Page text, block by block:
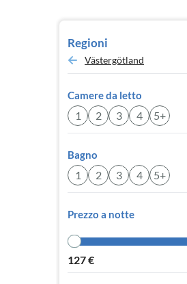
Regioni
Västergötland
Camere da letto
1 2 3 4 5+
Bagno
1 2 3 4 5+
Prezzo a notte
127€